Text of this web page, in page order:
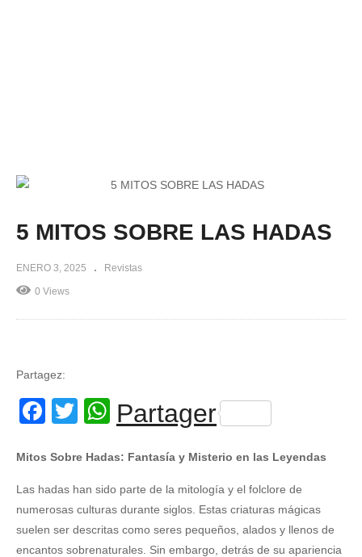
5 MITOS SOBRE LAS HADAS
ENERO 3, 2025 Revistas
0 Views
Partagez:
Facebook
Twitter
WhatsApp
Partager
Mitos Sobre Hadas: Fantasía y Misterio en las Leyendas
Las hadas han sido parte de la mitología y el folclore de
numerosas culturas durante siglos. Estas criaturas mágicas
suelen ser descritas como seres pequeños, alados y llenos de
encantos sobrenaturales. Sin embargo, detrás de su apariencia